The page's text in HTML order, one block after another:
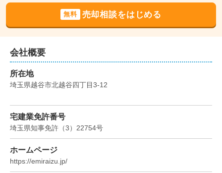
4,900万円 2025年9月
埼玉県越谷市蒲生東町
階数:
土地面積:138㎡
4,700
無料 売却相談をはじめる
会社概要
所在地
埼玉県越谷市北越谷四丁目3-12
宅建業免許番号
埼玉県知事免許 （3） 22754号
ホームページ
https://emiraizu.jp/